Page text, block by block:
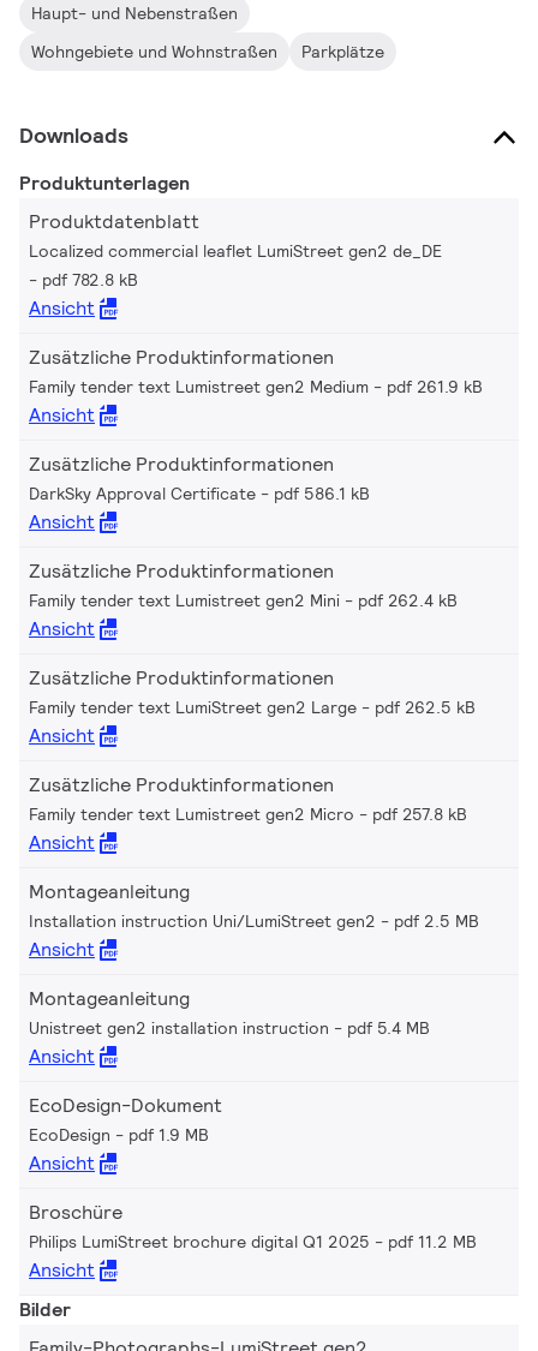
Haupt- und Nebenstraßen
Wohngebiete und Wohnstraßen
Parkplätze
Downloads
Produktunterlagen
Produktdatenblatt
Localized commercial leaflet LumiStreet gen2 de_DE
pdf 782.8 kB
Ansicht
Zusätzliche Produktinformationen
Family tender text Lumistreet gen2 Medium pdf 261.9 kB
Ansicht
Zusätzliche Produktinformationen
DarkSky Approval Certificate pdf 586.1 kB
Ansicht
Zusätzliche Produktinformationen
Family tender text Lumistreet gen2 Mini pdf 262.4 kB
Ansicht
Zusätzliche Produktinformationen
Family tender text LumiStreet gen2 Large pdf 262.5 kB
Ansicht
Zusätzliche Produktinformationen
Family tender text Lumistreet gen2 Micro pdf 257.8 kB
Ansicht
Montageanleitung
Installation instruction Uni/LumiStreet gen2 pdf 2.5 MB
Ansicht
Montageanleitung
Unistreet gen2 installation instruction pdf 5.4 MB
Ansicht
EcoDesign-Dokument
EcoDesign pdf 1.9 MB
Ansicht
Broschüre
Philips LumiStreet brochure digital Q1 2025 pdf 11.2 MB
Ansicht
Bilder